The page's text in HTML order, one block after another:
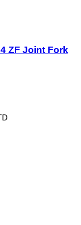
ZF Joint Fork